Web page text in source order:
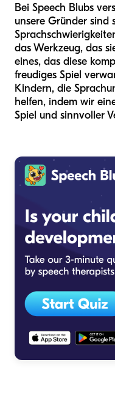
Bei Speech Blubs
unsere Gründer sind
das Werkzeug, das
eines, das diese
freudiges Spiel
Kindern, die
helfen, indem wir
Spiel und sinnvoller